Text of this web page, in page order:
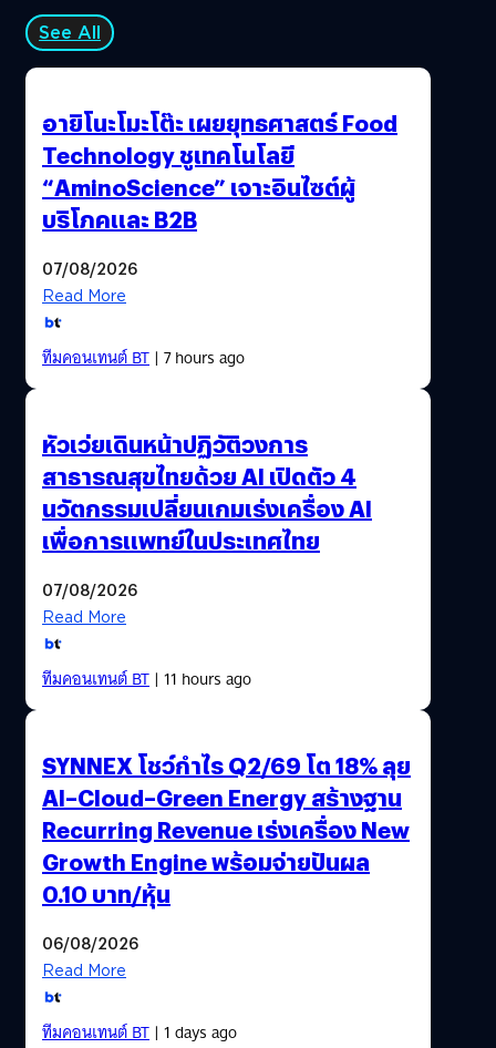
See All
อายิโนะโมะโต๊ะ เผยยุทธศาสตร์ Food
Technology ชูเทคโนโลยี
“AminoScience” เจาะอินไซต์ผู้
บริโภคและ B2B
07/08/2026
Read More
ทีมคอนเทนต์ BT| 7 hours ago
หัวเว่ยเดินหน้าปฏิวัติวงการ
สาธารณสุขไทยด้วย AI เปิดตัว 4
นวัตกรรมเปลี่ยนเกมเร่งเครื่อง AI
เพื่อการแพทย์ในประเทศไทย
07/08/2026
Read More
ทีมคอนเทนต์ BT| 11 hours ago
SYNNEX โชว์กำไร Q2/69 โต 18% ลุย
AI–Cloud–Green Energy สร้างฐาน
Recurring Revenue เร่งเครื่อง New
Growth Engine พร้อมจ่ายปันผล
0.10 บาท/หุ้น
06/08/2026
Read More
ทีมคอนเทนต์ BT| 1 days ago